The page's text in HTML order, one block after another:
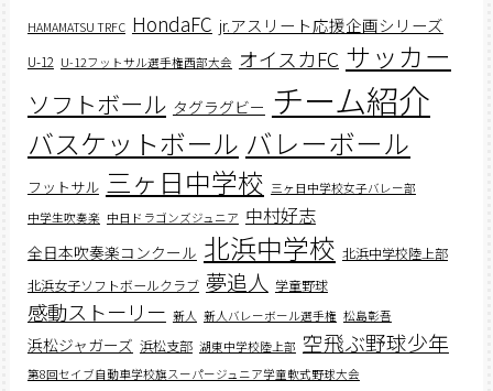
HAMAMATSU TRFC HondaFC jr.アスリート応援企画シリーズ
U-12 U-12フットサル選手権西部大会 オイスカFC サッカー
ソフトボール タグラグビー チーム紹介
バスケットボール バレーボール
フットサル 三ヶ日中学校 三ヶ日中学校女子バレー部
中学生吹奏楽 中日ドラゴンズジュニア 中村好志
全日本吹奏楽コンクール 北浜中学校 北浜中学校陸上部
北浜女子ソフトボールクラブ 夢追人 学童野球
感動ストーリー 新人 新人バレーボール選手権 松島彰吾
浜松ジャガーズ 浜松支部 湖東中学校陸上部 空飛ぶ野球少年
第8回セイブ自動車学校旗スーパージュニア学童軟式野球大会